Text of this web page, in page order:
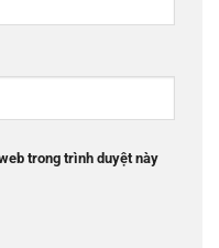
trong trình duyệt này